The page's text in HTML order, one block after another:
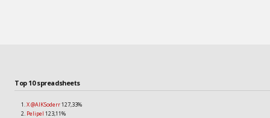
Top 10 spreadsheets
X @AIKSoderr127,33%
Pelipel 123,11%